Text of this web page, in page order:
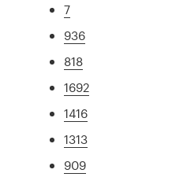
7
936
818
1692
1416
1313
909